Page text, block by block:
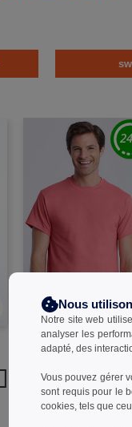
Gildan GN180 - Tee
pour Adulte en Coton
2,39 €
7,60 €
-
Nous
Notre site web
analyser les
adapté, des
Vous pouvez gérer
sont requis pour le
cookies, tels que